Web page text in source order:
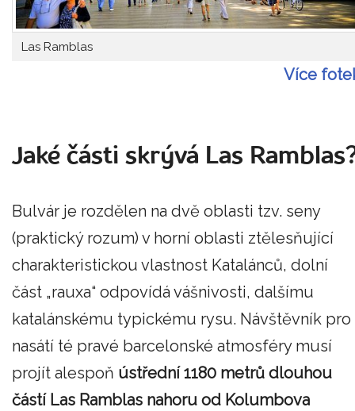
Las Ramblas
Více
Jaké části skrývá Las
Bulvár je rozdělen na dvě oblasti tzv. seny
(praktický rozum) v horní oblasti ztělesňující
charakteristickou vlastnost Katalánců, dolní
část „rauxa“ odpovídá vášnivosti, dalšímu
katalánskému typickému rysu. Návštěvník pro
nasátí té pravé barcelonské atmosféry musí
projít alespoň ústřední 1180 metrů dlouhou
částí Las Ramblas nahoru od Kolumbova